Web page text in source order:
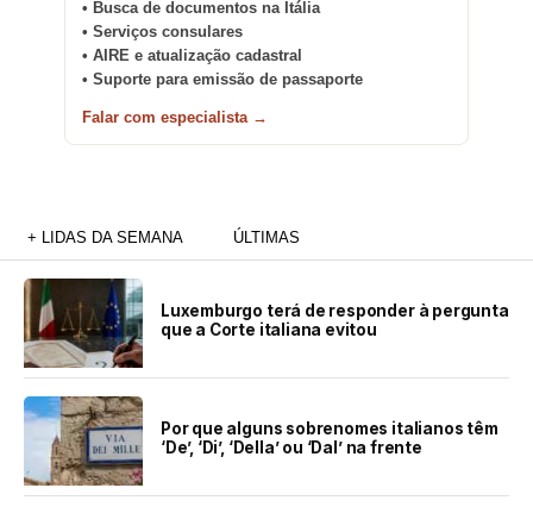
• Busca de documentos na Itália
• Serviços consulares
• AIRE e atualização cadastral
• Suporte para emissão de passaporte
Falar com especialista →
+ LIDAS DA SEMANA ÚLTIMAS
Luxemburgo terá de responder à pergunta
que a Corte italiana evitou
Por que alguns sobrenomes italianos têm
‘De’, ‘Di’, ‘Della’ ou ‘Dal’ na frente